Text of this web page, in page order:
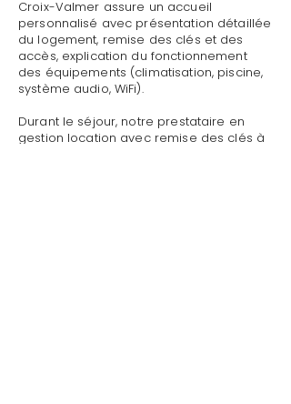
Croix-Valmer assure un accueil
personnalisé avec présentation détaillée
du logement, remise des clés et des
accès, explication du fonctionnement
des équipements (climatisation, piscine,
système audio, WiFi).
Durant le séjour, notre prestataire en
gestion location avec remise des clés à